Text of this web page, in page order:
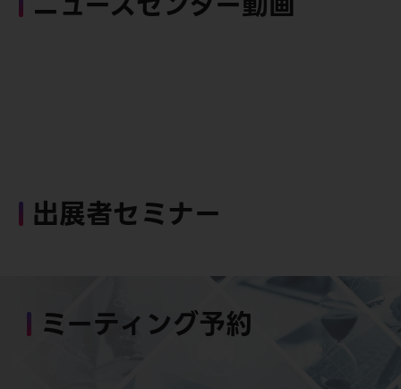
出展者セミナー
ミーティング予約